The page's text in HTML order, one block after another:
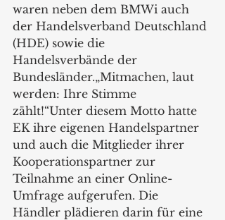
waren neben dem BMWi auch
der Handelsverband Deutschland
(HDE) sowie die
Handelsverbände der
Bundesländer.„Mitmachen, laut
werden: Ihre Stimme
zählt!“Unter diesem Motto hatte
EK ihre eigenen Handelspartner
und auch die Mitglieder ihrer
Kooperationspartner zur
Teilnahme an einer Online-
Umfrage aufgerufen. Die
Händler plädieren darin für eine